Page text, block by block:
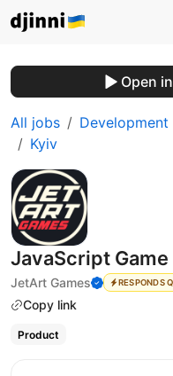
Open
All jobs Development
Kyiv
JavaScript
JetArt Games RESPONDS
Copy link
Product